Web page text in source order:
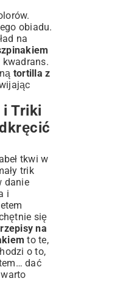
obiadu.
na
kwadrans.
tortilla z
i Triki
tkwi w
trik
danie
i
się
na
to te,
o to,
dać